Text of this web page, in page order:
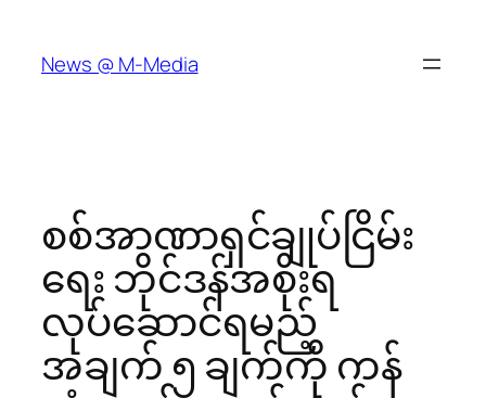
content
News @ M-Media
စစ်အာဏာရှင်ချုပ်ငြိမ်း
ရေး ဘိုင်ဒန်အစိုးရ
လုပ်ဆောင်ရမည့်
အချက် ၅ ချက်ကို ကန်